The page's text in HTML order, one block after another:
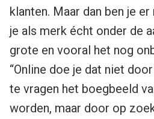
klanten. Maar dan ben je
je als merk écht onder de
grote en vooral het nog
“Online doe je dat niet
te vragen het boegbeeld
worden, maar door op